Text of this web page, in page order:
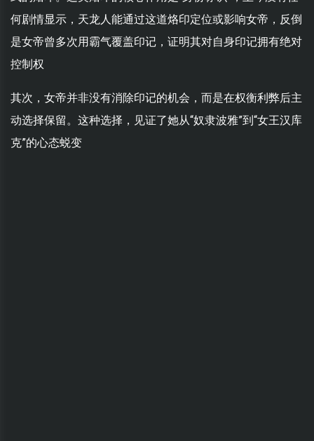
何剧情显示，天龙人能通过这道烙印定位或影响女帝，反倒
是女帝曾多次用霸气覆盖印记，证明其对自身印记拥有绝对
控制权
其次，女帝并非没有消除印记的机会，而是在权衡利弊后主
动选择保留。这种选择，见证了她从“奴隶波雅”到“女王汉库
克”的心态蜕变